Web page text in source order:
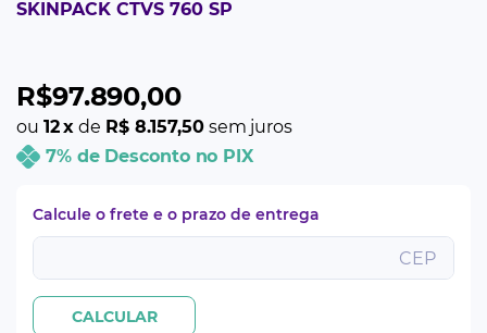
SKINPACK CTVS 760 SP
R$97.890,00
ou 12 x de R$ 8.157,50 sem juros
7% de Desconto no PIX